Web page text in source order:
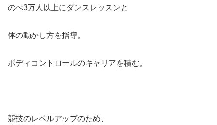
のべ3万人以上にダンスレッスンと
体の動かし方を指導。
ボディコントロールのキャリアを積む。
競技のレベルアップのため、